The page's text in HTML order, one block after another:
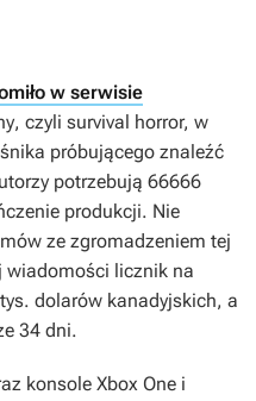
w serwisie
, czyli survival horror, w
próbującego znaleźć
potrzebują 66666
produkcji. Nie
ze zgromadzeniem tej
wiadomości licznik na
dolarów kanadyjskich, a
34 dni.
konsole Xbox One i